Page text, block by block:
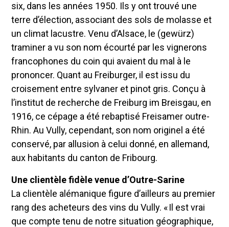
six, dans les années 1950. Ils y ont trouvé une
terre d’élection, associant des sols de molasse et
un climat lacustre. Venu d’Alsace, le (gewürz)
traminer a vu son nom écourté par les vignerons
francophones du coin qui avaient du mal à le
prononcer. Quant au Freiburger, il est issu du
croisement entre sylvaner et pinot gris. Conçu à
l’institut de recherche de Freiburg im Breisgau, en
1916, ce cépage a été rebaptisé Freisamer outre-
Rhin. Au Vully, cependant, son nom originel a été
conservé, par allusion à celui donné, en allemand,
aux habitants du canton de Fribourg.
Une clientèle fidèle venue d’Outre-Sarine
La clientèle alémanique figure d’ailleurs au premier
rang des acheteurs des vins du Vully. « Il est vrai
que compte tenu de notre situation géographique,